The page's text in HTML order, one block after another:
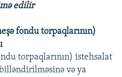
edilir
fondu torpaqlarının)
torpaqlarının) istehsalat
və ya